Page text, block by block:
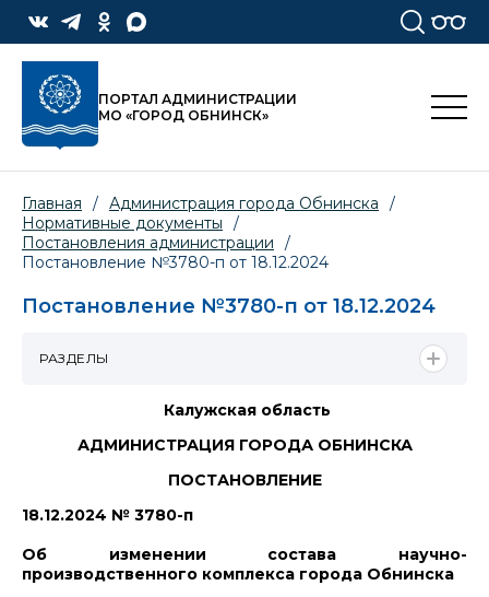
ПОРТАЛ АДМИНИСТРАЦИИ
МО «ГОРОД ОБНИНСК»
Главная / Администрация города Обнинска
/
Нормативные документы
/
Постановления администрации
/
Постановление №3780-п от 18.12.2024
Постановление №3780-п от 18.12.2024
Калужская область
АДМИНИСТРАЦИЯ ГОРОДА ОБНИНСКА
ПОСТАНОВЛЕНИЕ
18.12.2024 № 3780-п
Об изменении состава научно-
производственного комплекса города Обнинска
РАЗДЕЛЫ